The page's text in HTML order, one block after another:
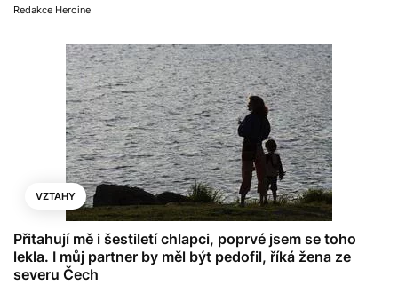
Redakce Heroine
VZTAHY
Přitahují mě i šestiletí chlapci, poprvé jsem se toho
lekla. I můj partner by měl být pedofil, říká žena ze
severu Čech